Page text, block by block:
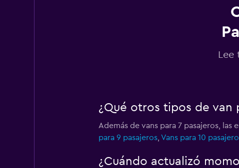
Lee
¿Qué otros tipos de van
Además de vans para 7 pasajeros,
para 9 pasajeros, Vans para 10
¿Cuándo actualizó